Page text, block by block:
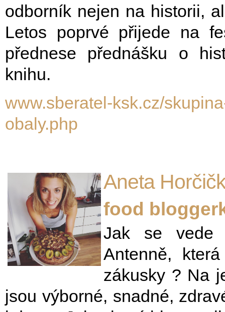
odborník nejen na historii,
Letos poprvé přijede na
přednese přednášku o
knihu.
www.sberatel-ksk.cz/
obaly.php
Aneta
food
Jak se vede
Antenně,
zákusky ? Na
jsou výborné, snadné,